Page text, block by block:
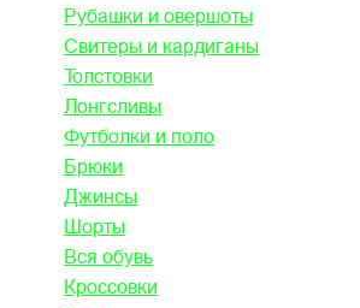
Рубашки и овершоты
Свитеры и кардиганы
Толстовки
Лонгсливы
Футболки и поло
Брюки
Джинсы
Шорты
Вся обувь
Кроссовки